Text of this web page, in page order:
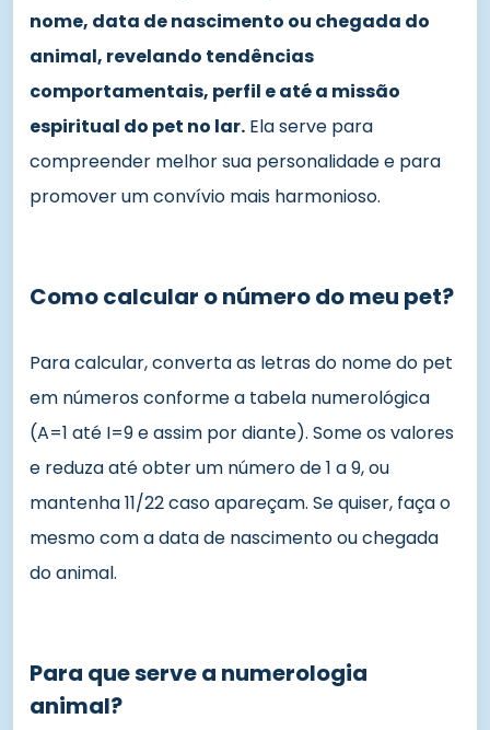
nome, data de nascimento ou chegada do
animal, revelando tendências
comportamentais, perfil e até a missão
espiritual do pet no lar. Ela serve para
compreender melhor sua personalidade e para
promover um convívio mais harmonioso.
Como calcular o número do meu pet?
Para calcular, converta as letras do nome do pet
em números conforme a tabela numerológica
(A=1 até I=9 e assim por diante). Some os valores
e reduza até obter um número de 1 a 9, ou
mantenha 11/22 caso apareçam. Se quiser, faça o
mesmo com a data de nascimento ou chegada
do animal.
Para que serve a numerologia
animal?